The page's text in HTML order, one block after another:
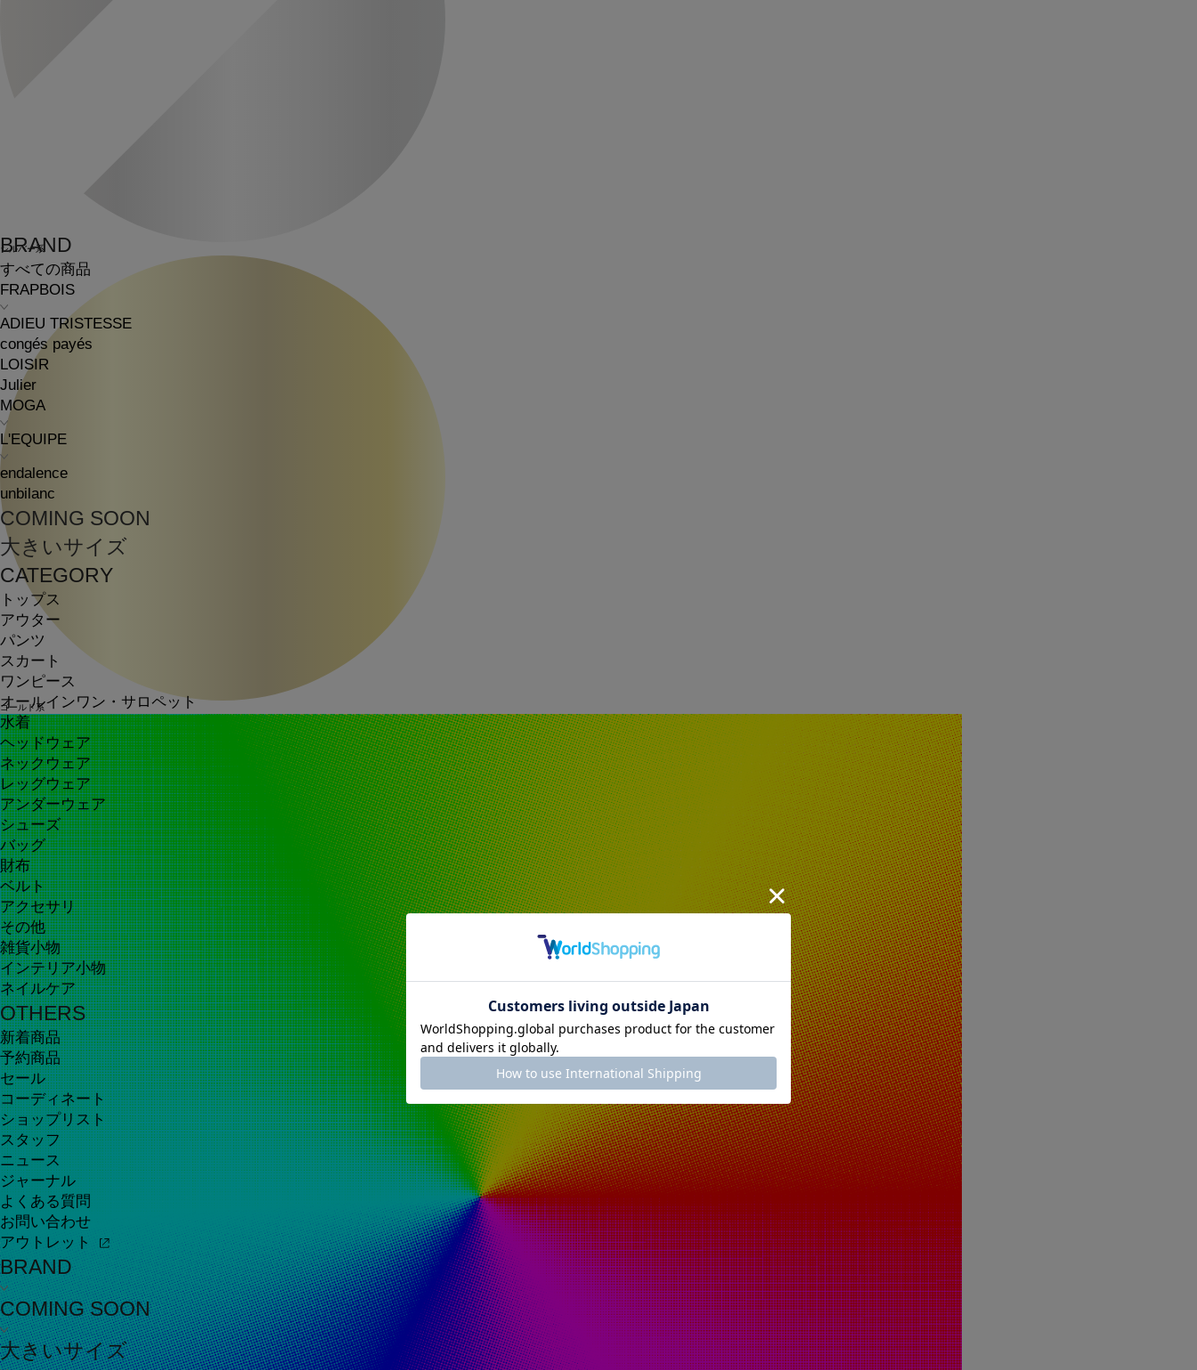
BRAND
すべての商品
FRAPBOIS
ADIEU TRISTESSE
congés payés
LOISIR
Julier
MOGA
L'EQUIPE
endalence
unbilanc
COMING SOON
大きいサイズ
CATEGORY
トップス
アウター
パンツ
スカート
ワンピース
オールインワン・サロペット
水着
ヘッドウェア
ネックウェア
レッグウェア
アンダーウェア
シューズ
バッグ
財布
ベルト
アクセサリ
その他
雑貨小物
インテリア小物
ネイルケア
OTHERS
新着商品
予約商品
セール
コーディネート
ショップリスト
スタッフ
ニュース
ジャーナル
よくある質問
お問い合わせ
アウトレット
BRAND
COMING SOON
大きいサイズ
シルバー系
ゴールド系